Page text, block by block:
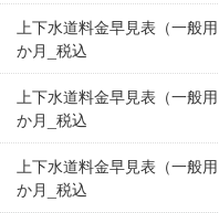
上下水道料金早見表（一般
か月_税込
上下水道料金早見表（一般
か月_税込
上下水道料金早見表（一般
か月_税込